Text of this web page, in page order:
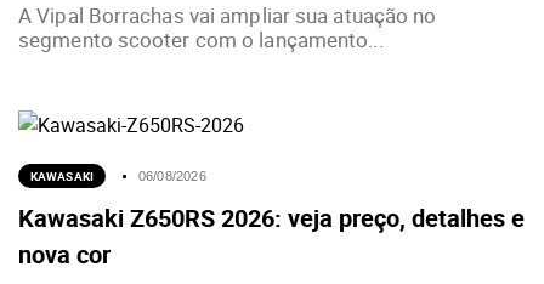
A Vipal Borrachas vai ampliar sua atuação no
segmento scooter com o lançamento...
KAWASAKI 06/08/2026
Kawasaki Z650RS 2026: veja preço, detalhes e
nova cor